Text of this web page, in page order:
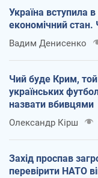
Україна вступила
економічний стан.
Вадим Денисенко
Чий буде Крим,
українських
назвати вбивцями
Олександр Кірш
Захід проспав
перевірити НАТО